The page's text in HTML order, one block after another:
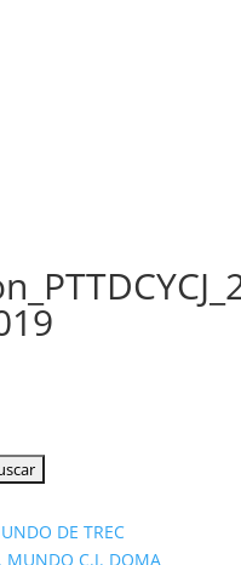
DE TREC
MUNDO C.J. DOMA